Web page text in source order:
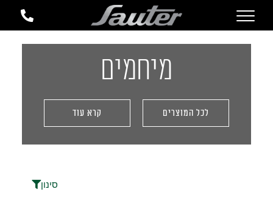
מיחמים
לכל המוצרים קרא עוד
סינון